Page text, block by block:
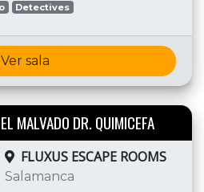
Detectives
Ver sala
MALVADO DR. QUIMICEFA
FLUXUS ESCAPE ROOMS
Salamanca